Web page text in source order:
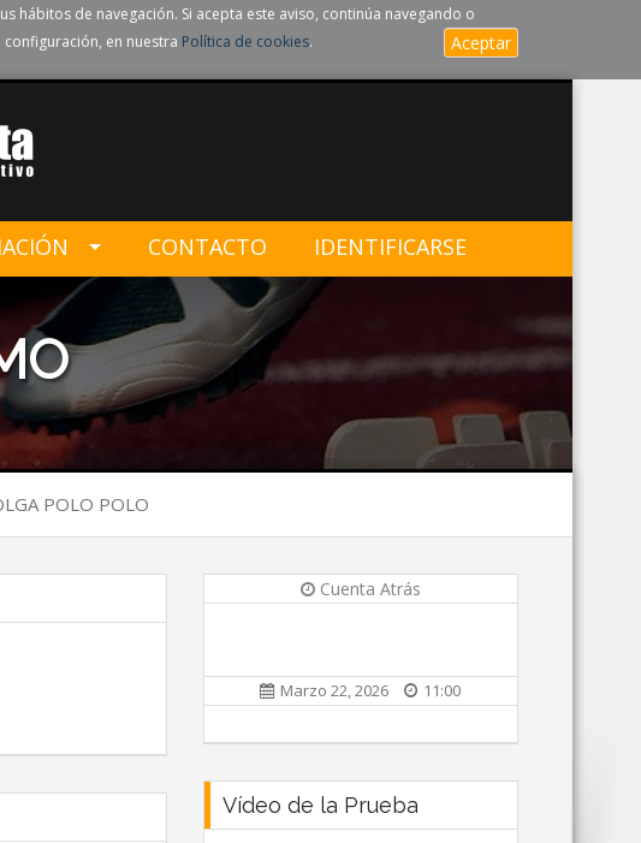
de navegación. Si acepta este aviso, continúa navegando o
en nuestra Política de cookies. Aceptar
CONTACTO IDENTIFICARSE
POLO POLO
Cuenta Atrás
Marzo 22, 2026 11:00
Vídeo de la Prueba